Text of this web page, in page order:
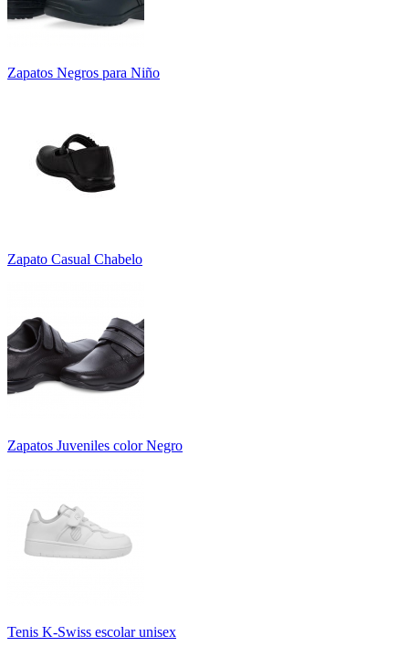
Zapatos Negros para Niño
Zapato Casual Chabelo
Zapatos Juveniles color Negro
Tenis K-Swiss escolar unisex